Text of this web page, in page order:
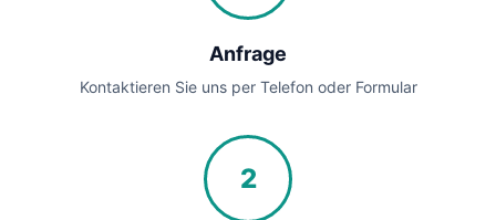
Anfrage
Kontaktieren Sie uns per Telefon oder Formular
2